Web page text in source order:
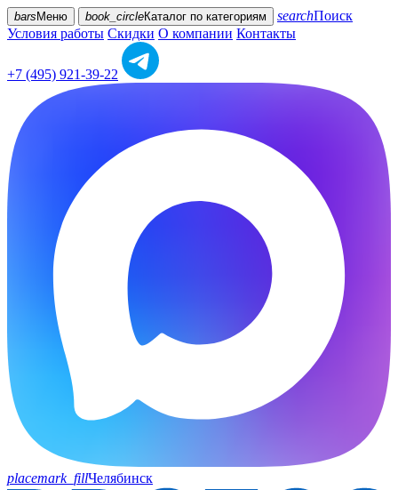
bars Меню book_circleКаталог по категориям searchПоиск
Условия работы Скидки О компании Контакты
+7 (495) 921-39-22
placemark_fillЧелябинск